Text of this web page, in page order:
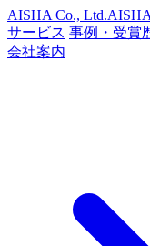
AISHA Co., Ltd.AISHA
サービス 事例・受賞
会社案内